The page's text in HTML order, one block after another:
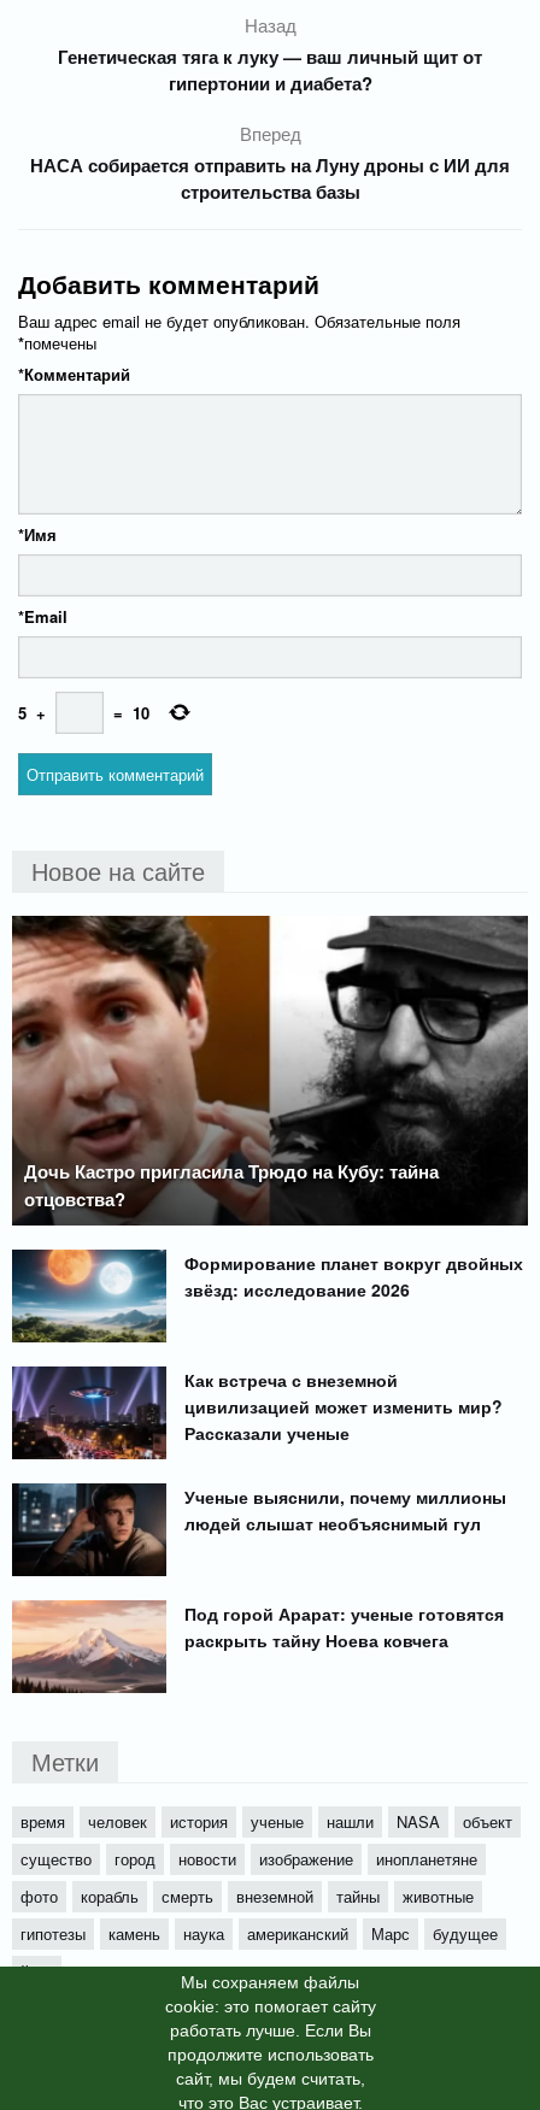
Мы cохраняем файлы
cookie: это помогает сайту
работать лучше. Если Вы
продолжите использовать
сайт, мы будем считать,
что это Вас устраивает.
Назад
Генетическая тяга к луку — ваш личный щит от
гипертонии и диабета?
Вперед
НАСА собирается отправить на Луну дроны с ИИ для
строительства базы
Добавить комментарий
Ваш адрес email не будет опубликован. Обязательные поля
помечены
*
Комментарий
*
Имя
*
Email
*
5 + = 10
Новое на сайте
Дочь Кастро пригласила Трюдо на Кубу: тайна
отцовства?
Формирование планет вокруг двойных
звёзд: исследование 2026
Как встреча с внеземной
цивилизацией может изменить мир?
Рассказали ученые
Ученые выяснили, почему миллионы
людей слышат необъяснимый гул
Под горой Арарат: ученые готовятся
раскрыть тайну Ноева ковчега
Метки
время человек история ученые нашли NASA
объект
существо
город новости изображение
инопланетяне
фото
корабль смерть внеземной тайны
животные
гипотезы
камень наука американский Марс
будущее
йети
© info-dimurra.ru 2025г. This site is protected by